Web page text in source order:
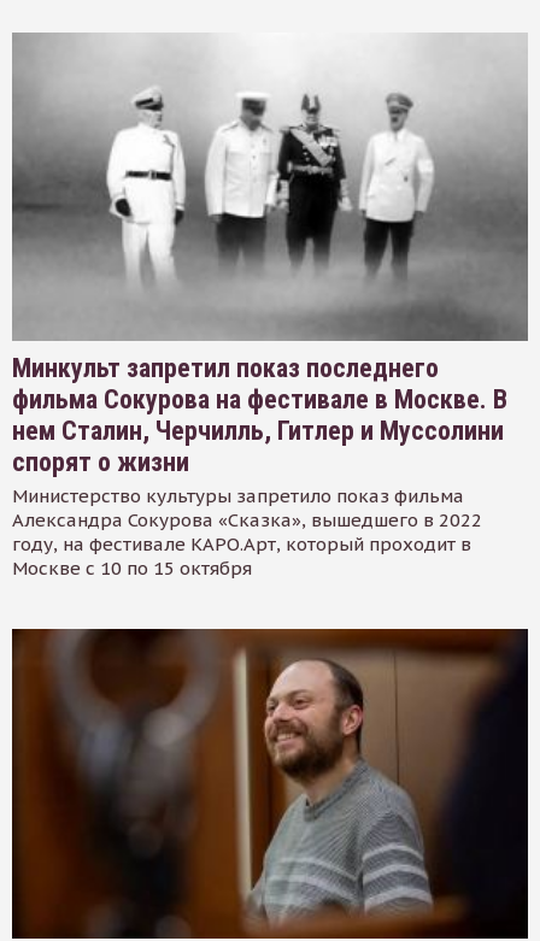
Минкульт запретил показ последнего
фильма Сокурова на фестивале в Москве. В
нем Сталин, Черчилль, Гитлер и Муссолини
спорят о жизни
Министерство культуры запретило показ фильма
Александра Сокурова «Сказка», вышедшего в 2022
году, на фестивале КАРО.Арт, который проходит в
Москве с 10 по 15 октября